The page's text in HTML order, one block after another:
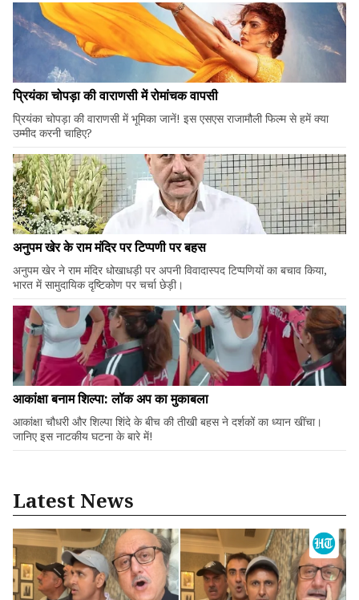
प्रियंका चोपड़ा की वाराणसी में रोमांचक वापसी
प्रियंका चोपड़ा की वाराणसी में भूमिका जानें! इस एसएस राजामौली फिल्म से हमें क्या
उम्मीद करनी चाहिए?
अनुपम खेर के राम मंदिर पर टिप्पणी पर बहस
अनुपम खेर ने राम मंदिर धोखाधड़ी पर अपनी विवादास्पद टिप्पणियों का बचाव किया,
भारत में सामुदायिक दृष्टिकोण पर चर्चा छेड़ी।
आकांक्षा बनाम शिल्पा: लॉक अप का मुकाबला
आकांक्षा चौधरी और शिल्पा शिंदे के बीच की तीखी बहस ने दर्शकों का ध्यान खींचा।
जानिए इस नाटकीय घटना के बारे में!
Latest News